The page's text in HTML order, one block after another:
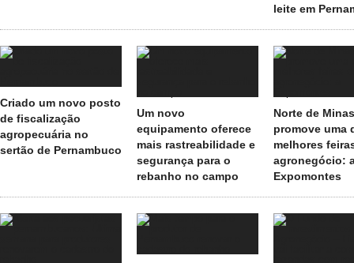
leite em
Norte de Minas
promove uma
melhores
agronegócio:
Expomontes
Um novo
equipamento oferece
mais rastreabilidade e
segurança para o
rebanho no campo
Criado um novo posto
de fiscalização
agropecuária no
sertão de Pernambuco